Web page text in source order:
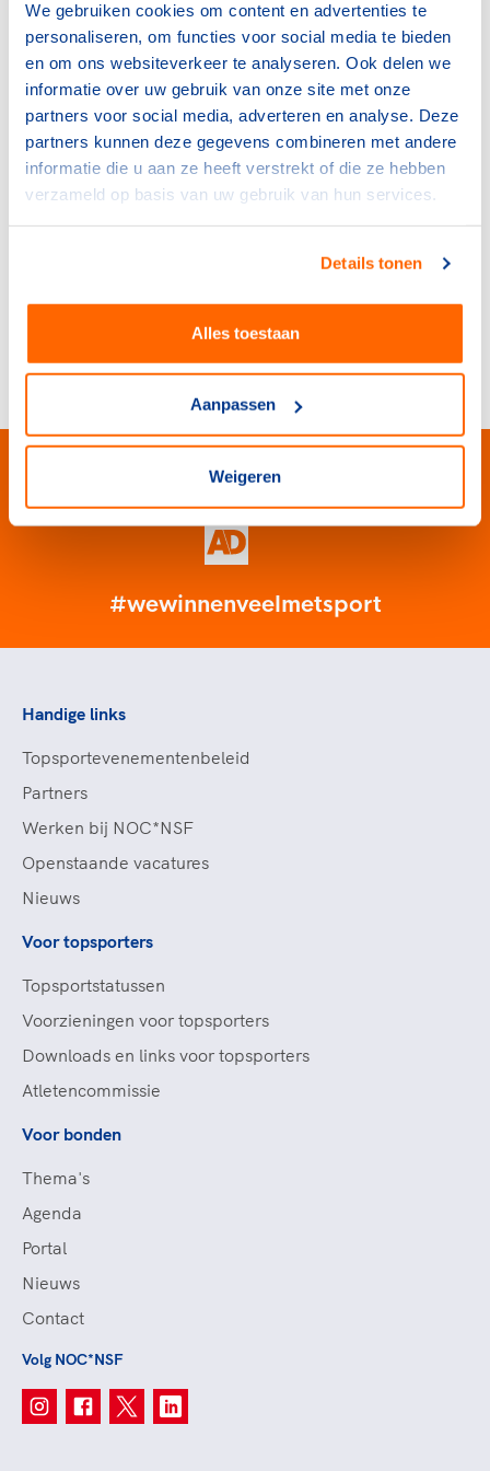
We gebruiken cookies om content en advertenties te
personaliseren, om functies voor social media te bieden
en om ons websiteverkeer te analyseren. Ook delen we
informatie over uw gebruik van onze site met onze
partners voor social media, adverteren en analyse. Deze
partners kunnen deze gegevens combineren met andere
informatie die u aan ze heeft verstrekt of die ze hebben
verzameld op basis van uw gebruik van hun services.
Details tonen
Alles toestaan
Aanpassen
Weigeren
mail:Lisanne.Koster@nocnsf.nl
telefoon: 06-82208871
Daniël Klijn
#wewinnenveelmetsport
Handige links
Topsportevenementenbeleid
Partners
Werken bij NOC*NSF
Openstaande vacatures
Nieuws
Voor topsporters
Topsportstatussen
Voorzieningen voor topsporters
Downloads en links voor topsporters
Atletencommissie
Voor bonden
Thema's
Agenda
Portal
Nieuws
Contact
Volg NOC*NSF